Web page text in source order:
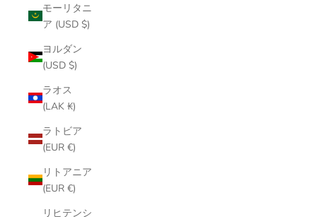
モーリタニ
ア (USD $)
ヨルダン
(USD $)
ラオス
(LAK ₭)
ラトビア
(EUR €)
リトアニア
(EUR €)
リヒテンシ